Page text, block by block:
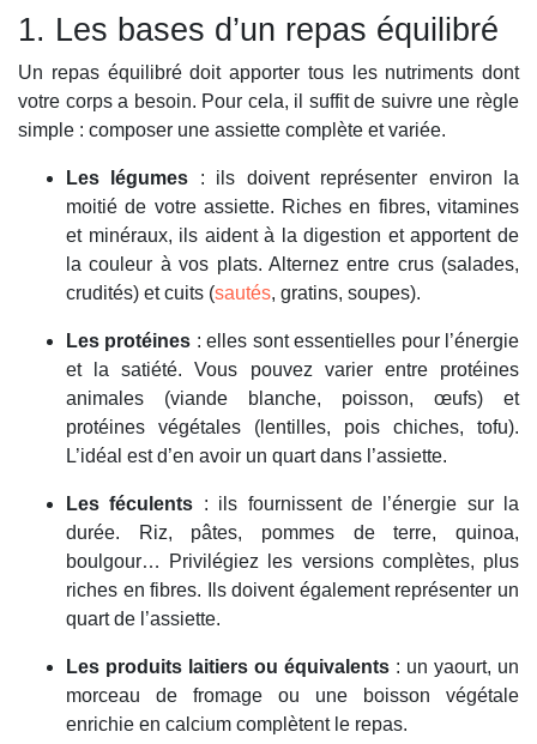
1. Les bases d’un repas équilibré
Un repas équilibré doit apporter tous les nutriments dont
votre corps a besoin. Pour cela, il suffit de suivre une règle
simple : composer une assiette complète et variée.
Les légumes : ils doivent représenter environ la
moitié de votre assiette. Riches en fibres, vitamines
et minéraux, ils aident à la digestion et apportent de
la couleur à vos plats. Alternez entre crus (salades,
crudités) et cuits (sautés, gratins, soupes).
Les protéines : elles sont essentielles pour l’énergie
et la satiété. Vous pouvez varier entre protéines
animales (viande blanche, poisson, œufs) et
protéines végétales (lentilles, pois chiches, tofu).
L’idéal est d’en avoir un quart dans l’assiette.
Les féculents : ils fournissent de l’énergie sur la
durée. Riz, pâtes, pommes de terre, quinoa,
boulgour… Privilégiez les versions complètes, plus
riches en fibres. Ils doivent également représenter un
quart de l’assiette.
Les produits laitiers ou équivalents : un yaourt, un
morceau de fromage ou une boisson végétale
enrichie en calcium complètent le repas.